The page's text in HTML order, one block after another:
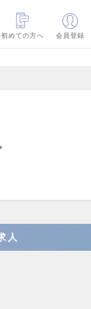
初めての方へ
会員登録
人